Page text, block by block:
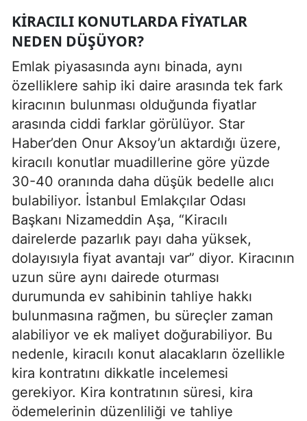
KIRACILI KONUTLARDA FIYATLAR
NEDEN DÜŞÜYOR?
Emlak piyasasında aynı binada, aynı
özelliklere sahip iki daire arasında tek fark
kiracının bulunması olduğunda fiyatlar
arasında ciddi farklar görülüyor. Star
Haber’den Onur Aksoy’un aktardığı üzere,
kiracılı konutlar muadillerine göre yüzde
30-40 oranında daha düşük bedelle alıcı
bulabiliyor. İstanbul Emlakçılar Odası
Başkanı Nizameddin Aşa, “Kiracılı
dairelerde pazarlık payı daha yüksek,
dolayısıyla fiyat avantajı var” diyor. Kiracının
uzun süre aynı dairede oturması
durumunda ev sahibinin tahliye hakkı
bulunmasına rağmen, bu süreçler zaman
alabiliyor ve ek maliyet doğurabiliyor. Bu
nedenle, kiracılı konut alacakların özellikle
kira kontratını dikkatle incelemesi
gerekiyor. Kira kontratının süresi, kira
ödemelerinin düzenliliği ve tahliye